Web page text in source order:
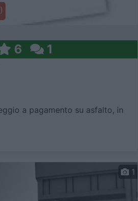
6 1
a pagamento su asfalto, in
1